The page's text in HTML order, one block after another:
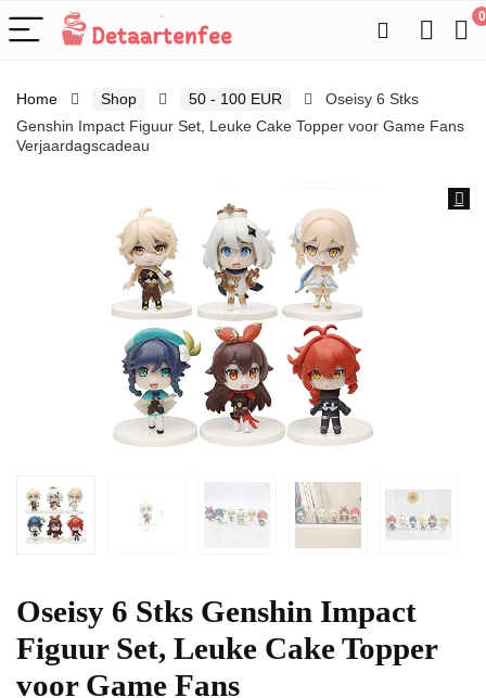
0
Home Shop 50 - 100 EUR
Oseisy 6 Stks
Genshin Impact Figuur Set, Leuke Cake Topper voor Game Fans
Verjaardagscadeau
Oseisy 6 Stks Genshin Impact
Figuur Set, Leuke Cake Topper
voor Game Fans